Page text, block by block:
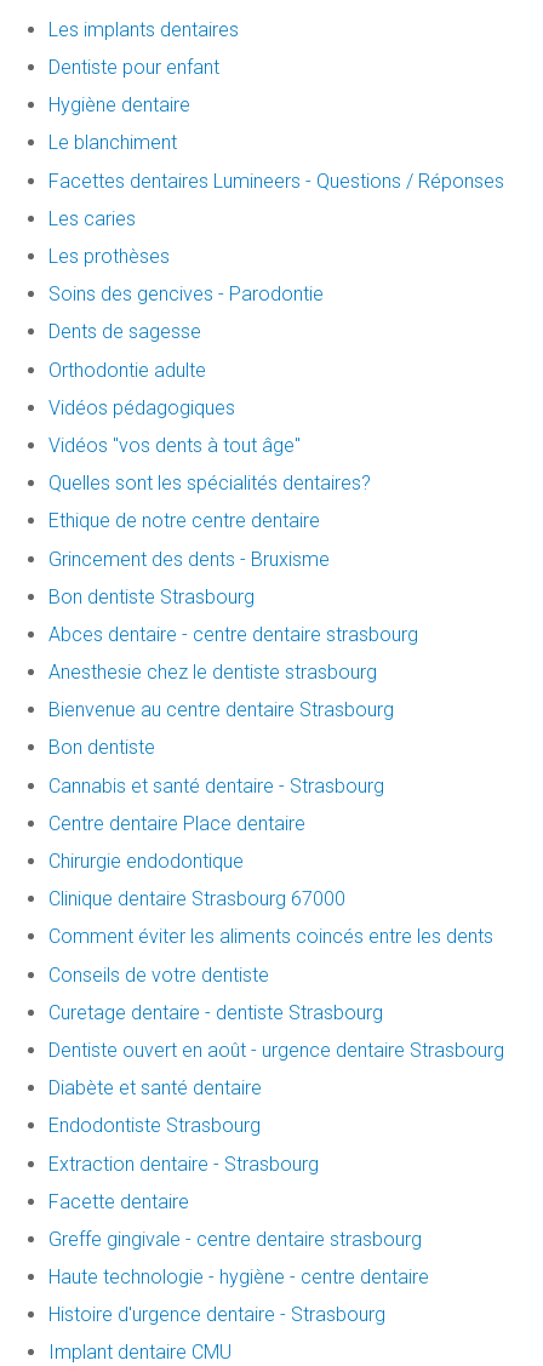
Les implants dentaires
Dentiste pour enfant
Hygiène dentaire
Le blanchiment
Facettes dentaires Lumineers - Questions / Réponses
Les caries
Les prothèses
Soins des gencives - Parodontie
Dents de sagesse
Orthodontie adulte
Vidéos pédagogiques
Vidéos "vos dents à tout âge"
Quelles sont les spécialités dentaires?
Ethique de notre centre dentaire
Grincement des dents - Bruxisme
Bon dentiste Strasbourg
Abces dentaire - centre dentaire strasbourg
Anesthesie chez le dentiste strasbourg
Bienvenue au centre dentaire Strasbourg
Bon dentiste
Cannabis et santé dentaire - Strasbourg
Centre dentaire Place dentaire
Chirurgie endodontique
Clinique dentaire Strasbourg 67000
Comment éviter les aliments coincés entre les dents
Conseils de votre dentiste
Curetage dentaire - dentiste Strasbourg
Dentiste ouvert en août - urgence dentaire Strasbourg
Diabète et santé dentaire
Endodontiste Strasbourg
Extraction dentaire - Strasbourg
Facette dentaire
Greffe gingivale - centre dentaire strasbourg
Haute technologie - hygiène - centre dentaire
Histoire d'urgence dentaire - Strasbourg
Implant dentaire CMU